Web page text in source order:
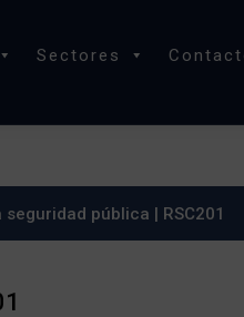
Sectores
seguridad pública | RSC201